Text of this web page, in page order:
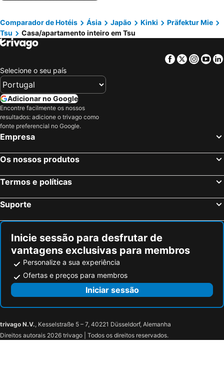
Comparador de Hotéis Ásia Japão Kinki
Präfektur Mie
Tsu
Casa/apartamento inteiro em Tsu
Facebook
Twitter
Selecione o seu país
Adicionar no Google
Encontre facilmente os nossos
resultados: adicione o trivago como
fonte preferencial no Google.
Empresa
Os nossos produtos
Termos e políticas
Suporte
Inicie sessão para desfrutar de
vantagens exclusivas para membros
Personalize a sua experiência
Ofertas e preços para membros
Iniciar sessão
trivago N.V., Kesselstraße 5 – 7, 40221 Düsseldorf, Alemanha
Direitos autorais 2026 trivago | Todos os direitos reservados.